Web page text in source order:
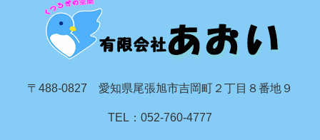
〒488-0827 愛知県尾張旭市吉岡町２丁目８番地９
TEL：052-760-4777